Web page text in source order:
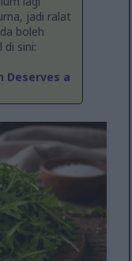
jadi ralat
boleh
di sini:
Deserves a